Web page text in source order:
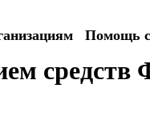
Помощь
средств